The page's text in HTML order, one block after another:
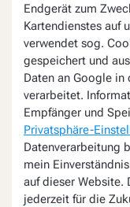
Endgerät zum
Kartendienstes auf
verwendet sog.
gespeichert und
Daten an Google
verarbeitet.
Empfänger und
Privatsphäre-
Datenverarbeitung
mein
auf dieser
jederzeit für die